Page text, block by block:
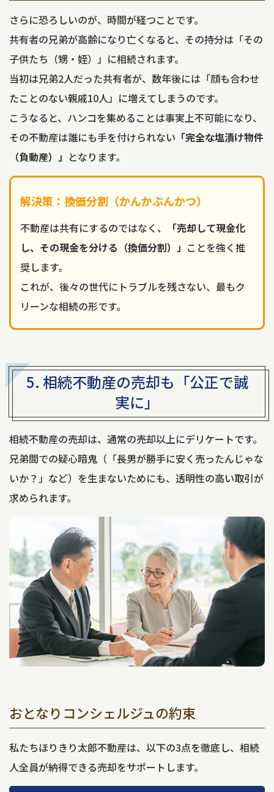
さらに恐ろしいのが、時間が経つことです。
共有者の兄弟が高齢になり亡くなると、その持分は「その
子供たち（甥・姪）」に相続されます。
当初は兄弟2人だった共有者が、数年後には「顔も合わせ
たことのない親戚10人」に増えてしまうのです。
こうなると、ハンコを集めることは事実上不可能になり、
その不動産は誰にも手を付けられない 「完全な塩漬け物件
（負動産）」 となります。
解決策：換価分割（かんかぶんかつ）
不動産は共有にするのではなく、
「売却して現金化
し、その現金を分ける（換価分割）」 ことを強く推
奨します。
これが、後々の世代にトラブルを残さない、最もク
リーンな相続の形です。
5. 相続不動産の売却も「公正で誠
実に」
相続不動産の売却は、通常の売却以上にデリケートです。
兄弟間での疑心暗鬼（「長男が勝手に安く売ったんじゃな
いか？」など）を生まないためにも、透明性の高い取引が
求められます。
おとなりコンシェルジュの約束
私たちほりきり太郎不動産は、以下の3点を徹底し、相続
人全員が納得できる売却をサポートします。